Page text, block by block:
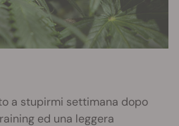
a stupirmi settimana dopo
ed una leggera